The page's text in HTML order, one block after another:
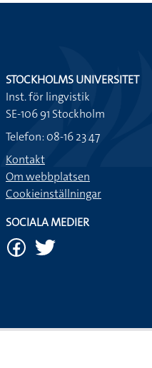
STOCKHOLMS UNIVERSITET
Inst. för lingvistik
SE-106 91 Stockholm
Telefon: 08-16 23 47
Kontakt
Om webbplatsen
Cookieinställningar
SOCIALA MEDIER